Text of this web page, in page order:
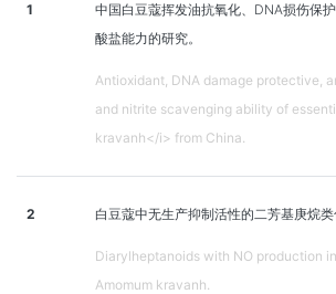
1
中国白豆蔻挥发油抗氧化、DNA损伤保
酸盐能力的研究。
Antioxidant, DNA damage protective,
and nitrite scavenging ability of
kravanh</i> from China.
2 白豆蔻中无生产抑制活性的二芳基庚烷类
Diarylheptanoids with NO production
Amomum kravanh.